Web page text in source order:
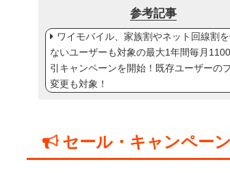
参考記事
ワイモバイル、家族割やネット回線割を
ないユーザーも対象の最大1年間毎月
引キャンペーンを開始！既存ユーザーの
変更も対象！
セール・キャンペー